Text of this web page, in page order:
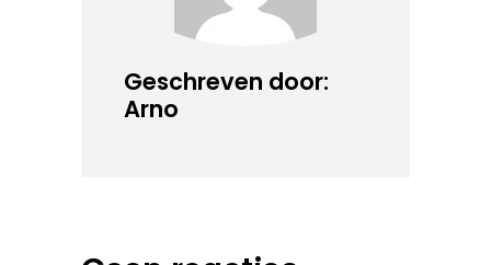
Geschreven door:
Arno